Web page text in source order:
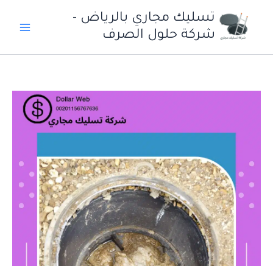
المحتوى
تسليك مجاري بالرياض -
شركة حلول الصرف